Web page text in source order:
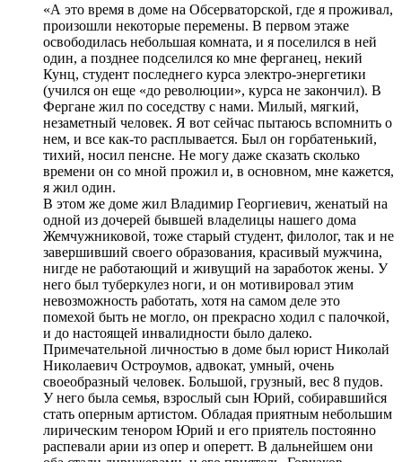
«А это время в доме на Обсерваторской, где я проживал,
произошли некоторые перемены. В первом этаже
освободилась небольшая комната, и я поселился в ней
один, а позднее подселился ко мне ферганец, некий
Кунц, студент последнего курса электро-энергетики
(учился он еще «до революции», курса не закончил). В
Фергане жил по соседству с нами. Милый, мягкий,
незаметный человек. Я вот сейчас пытаюсь вспомнить о
нем, и все как-то расплывается. Был он горбатенький,
тихий, носил пенсне. Не могу даже сказать сколько
времени он со мной прожил и, в основном, мне кажется,
я жил один.
В этом же доме жил Владимир Георгиевич, женатый на
одной из дочерей бывшей владелицы нашего дома
Жемчужниковой, тоже старый студент, филолог, так и не
завершивший своего образования, красивый мужчина,
нигде не работающий и живущий на заработок жены. У
него был туберкулез ноги, и он мотивировал этим
невозможность работать, хотя на самом деле это
помехой быть не могло, он прекрасно ходил с палочкой,
и до настоящей инвалидности было далеко.
Примечательной личностью в доме был юрист Николай
Николаевич Остроумов, адвокат, умный, очень
своеобразный человек. Большой, грузный, вес 8 пудов.
У него была семья, взрослый сын Юрий, собиравшийся
стать оперным артистом. Обладая приятным небольшим
лирическим тенором Юрий и его приятель постоянно
распевали арии из опер и оперетт. В дальнейшем они